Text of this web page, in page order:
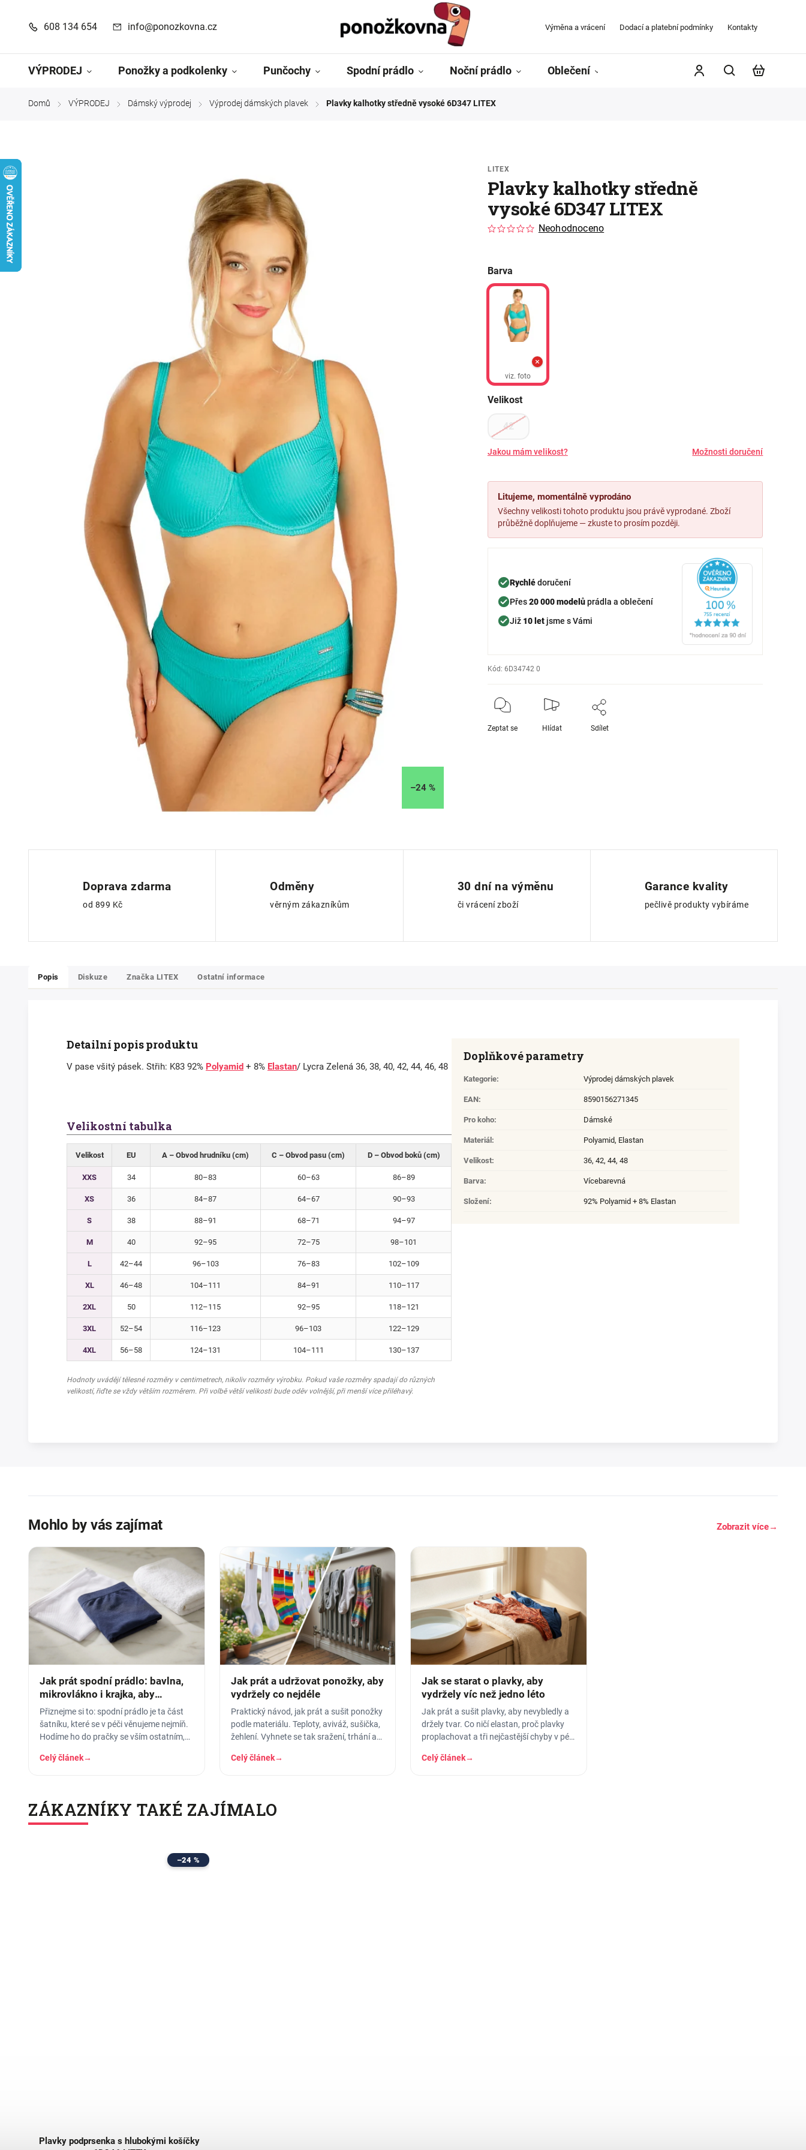
608 134 654 info@ponozkovna.cz Výměna a vrácení Dodací a platební podmínky Kontakty
VÝPRODEJ Ponožky a podkolenky Punčochy Spodní prádlo Noční prádlo Oblečení Kontakty
Domů / VÝPRODEJ / Dámský výprodej / Výprodej dámských plavek / Plavky kalhotky středně vysoké 6D347 LITEX
–24 %
LITEX
Plavky kalhotky středně
vysoké 6D347 LITEX
Neohodnoceno
Barva
viz. foto
Velikost
42
Jakou mám velikost? Možnosti doručení
Litujeme, momentálně vyprodáno
Všechny velikosti tohoto produktu jsou právě vyprodané. Zboží
průběžně doplňujeme — zkuste to prosím později.
Rychlédoručení
Přes20 000 modelůprádla a oblečení
Již 10 letjsme s Vámi
Kód: 6D34742 0
Zeptat se Hlídat Sdílet
Doprava zdarma
od 899 Kč
Odměny
věrným zákazníkům
30 dní na výměnu
či vrácení zboží
Garance kvality
pečlivě produkty vybíráme
Popis Diskuze Značka LITEX Ostatní informace
Detailní popis produktu
V pase všitý pásek. Střih: K83 92% Polyamid + 8% Elastan/ Lycra Zelená 36, 38, 40, 42, 44, 46, 48
Velikostní tabulka
Velikost EU A – Obvod hrudníku (cm) C – Obvod pasu (cm) D – Obvod boků (cm)
XXS 34 80–83 60–63 86–89
XS 36 84–87 64–67 90–93
S 38 88–91 68–71 94–97
M 40 92–95 72–75 98–101
L 42–44 96–103 76–83 102–109
XL 46–48 104–111 84–91 110–117
2XL 50 112–115 92–95 118–121
3XL 52–54 116–123 96–103 122–129
4XL 56–58 124–131 104–111 130–137
Hodnoty uvádějí tělesné rozměry v centimetrech, nikoliv rozměry výrobku. Pokud vaše rozměry spadají do různých
velikostí, řiďte se vždy větším rozměrem. Při volbě větší velikosti bude oděv volnější, při menší více přiléhavý.
Doplňkové parametry
Kategorie: Výprodej dámských plavek
EAN: 8590156271345
Pro koho: Dámské
Materiál : Polyamid, Elastan
Velikost: 36, 42, 44, 48
Barva: Vícebarevná
Složení: 92% Polyamid + 8% Elastan
Mohlo by vás zajímat Zobrazit více→
Jak prát spodní prádlo: bavlna,
mikrovlákno i krajka, aby
vydrželo
Přiznejme si to: spodní prádlo je ta část
šatníku, které se v péči věnujeme nejmíň.
Hodíme ho do pračky se vším ostatním,
Celý článek→
Jak prát a udržovat ponožky, aby
vydržely co nejdéle
Praktický návod, jak prát a sušit ponožky
podle materiálu. Teploty, aviváž, sušička,
žehlení. Vyhnete se tak sražení, trhání a
Celý článek→
Jak se starat o plavky, aby
vydržely víc než jedno léto
Jak prát a sušit plavky, aby nevybledly a
držely tvar. Co ničí elastan, proč plavky
proplachovat a tři nejčastější chyby v péči
Celý článek→
ZÁKAZNÍKY TAKÉ ZAJÍMALO
–24 %
Plavky podprsenka s hlubokými košíčky